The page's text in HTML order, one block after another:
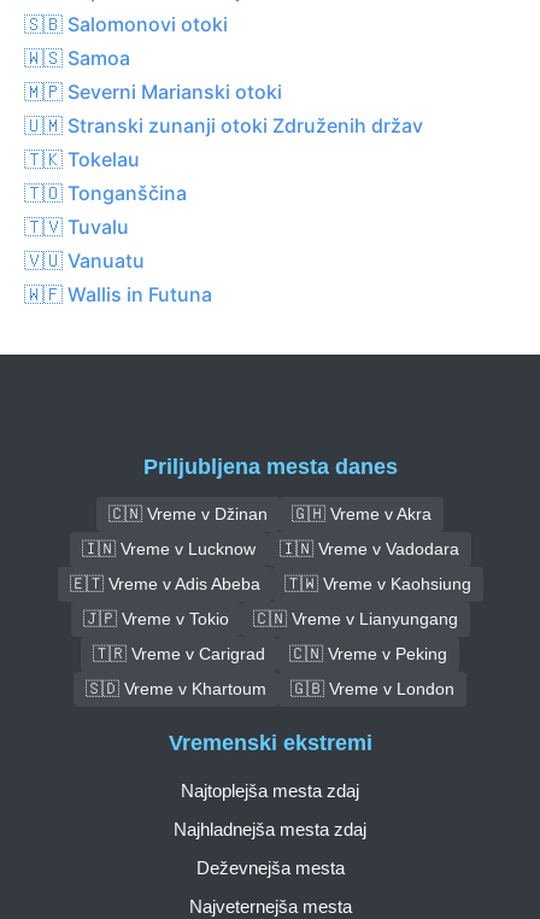
🇸🇧 Salomonovi otoki
🇼🇸 Samoa
🇲🇵 Severni Marianski otoki
🇺🇲 Stranski zunanji otoki Združenih držav
🇹🇰 Tokelau
🇹🇴 Tonganščina
🇹🇻 Tuvalu
🇻🇺 Vanuatu
🇼🇫 Wallis in Futuna
Priljubljena mesta danes
🇨🇳 Vreme v Džinan
🇬🇭 Vreme v Akra
🇮🇳 Vreme v Lucknow
🇮🇳 Vreme v Vadodara
🇪🇹 Vreme v Adis Abeba
🇹🇼 Vreme v Kaohsiung
🇯🇵 Vreme v Tokio
🇨🇳 Vreme v Lianyungang
🇹🇷 Vreme v Carigrad
🇨🇳 Vreme v Peking
🇸🇩 Vreme v Khartoum
🇬🇧 Vreme v London
Vremenski ekstremi
Najtoplejša mesta zdaj
Najhladnejša mesta zdaj
Deževnejša mesta
Najveternejša mesta